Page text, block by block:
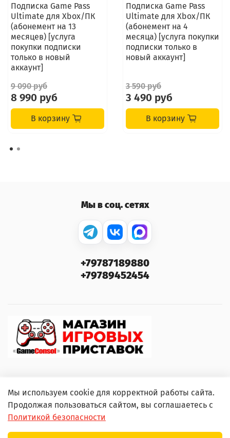
Подписка Game Pass
Ultimate для Xbox/ПК
(абонемент на 13
месяцев) [услуга
покупки подписки
только в новый
аккаунт]
9 090 руб
8 990 руб
В корзину
Подписка Game Pass
Ultimate для Xbox/ПК
(абонемент на 4
месяца) [услуга покупки
подписки только в
новый аккаунт]
3 590 руб
3 490 руб
В корзину
Мы в соц. сетях
+79787189880
+79789452454
© 2000–2026 GameConsol. Любое использование
контента без письменного разрешения запрещено.
Мы используем cookie для корректной работы сайта.
Продолжая пользоваться сайтом, вы соглашаетесь с
Политикой безопасности